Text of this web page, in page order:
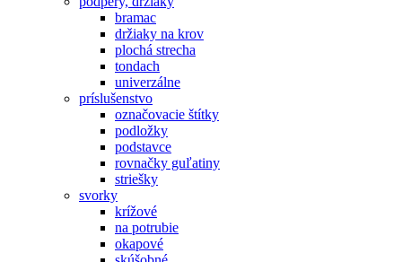
bramac
držiaky na krov
plochá strecha
tondach
univerzálne
príslušenstvo
označovacie štítky
podložky
podstavce
rovnačky guľatiny
striešky
svorky
krížové
na potrubie
okapové